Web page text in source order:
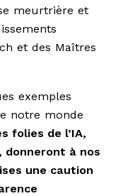
meurtrière et
et des Maîtres
exemples
notre monde
folies de l’IA,
donneront à nos
une caution